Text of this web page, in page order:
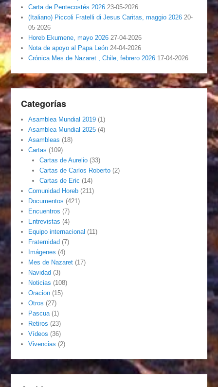
Carta de Pentecostés 2026 23-05-2026
(Italiano) Piccoli Fratelli di Jesus Caritas, maggio 2026 20-
05-2026
Horeb Ekumene, mayo 2026 27-04-2026
Nota de apoyo al Papa León 24-04-2026
Crónica Mes de Nazaret , Chile, febrero 2026 17-04-2026
Categorías
Asamblea Mundial 2019 (1)
Asamblea Mundial 2025 (4)
Asambleas (18)
Cartas (109)
Cartas de Aurelio(33)
Cartas de Carlos Roberto(2)
Cartas de Eric (14)
Comunidad Horeb (211)
Documentos (421)
Encuentros (7)
Entrevistas (4)
Equipo internacional (11)
Fraternidad (7)
Imágenes (4)
Mes de Nazaret (17)
Navidad (3)
Noticias (108)
Oracion (15)
Otros (27)
Pascua (1)
Retiros (23)
Vídeos (36)
Vivencias (2)